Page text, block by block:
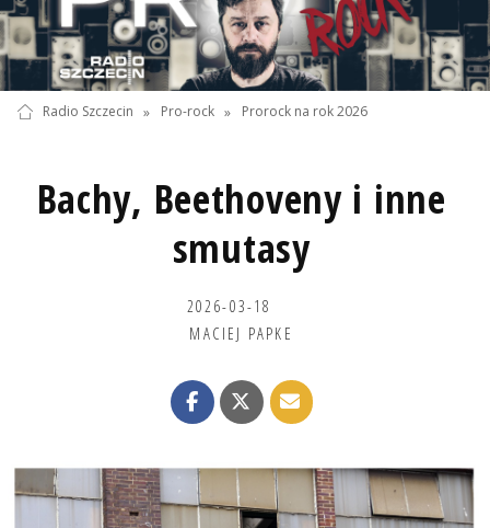
Radio Szczecin » Pro-rock » Prorock na rok 2026
Bachy, Beethoveny i inne
smutasy
2026-03-18
MACIEJ PAPKE